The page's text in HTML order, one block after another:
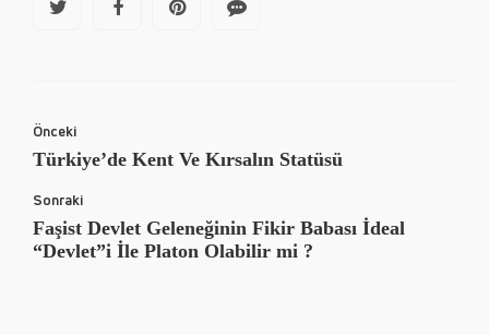
Önceki
Türkiye’de Kent Ve Kırsalın Statüsü
Sonraki
Faşist Devlet Geleneğinin Fikir Babası İdeal
“Devlet”i İle Platon Olabilir mi ?